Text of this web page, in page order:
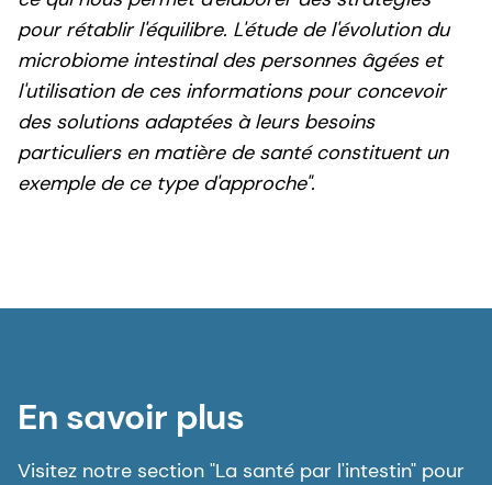
pour rétablir l'équilibre. L'étude de l'évolution du
microbiome intestinal des personnes âgées et
l'utilisation de ces informations pour concevoir
des solutions adaptées à leurs besoins
particuliers en matière de santé constituent un
exemple de ce type d'approche".
En savoir plus
Visitez notre section "La santé par l'intestin" pour